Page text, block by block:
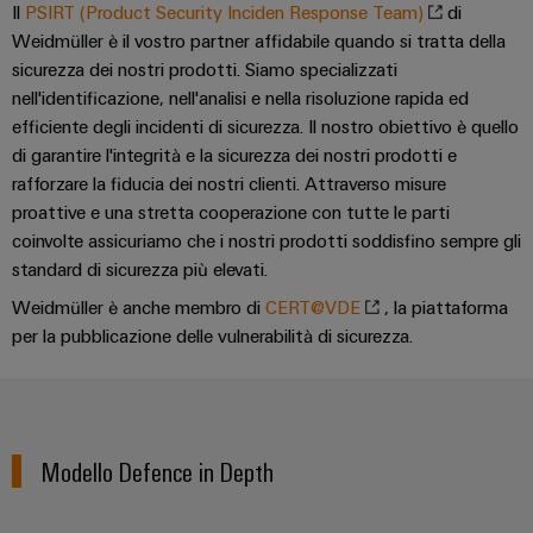
Configuratore
Weidmüller
Ingegneria
digitale di
intuitiva,
rapida
Il PSIRT (Product Security Inciden Response Team)
di
Weidmüller è il vostro partner affidabile quando si tratta della
sicurezza dei nostri prodotti. Siamo specializzati
nell'identificazione, nell'analisi e nella risoluzione rapida ed
efficiente degli incidenti di sicurezza. Il nostro obiettivo è quello
di garantire l'integrità e la sicurezza dei nostri prodotti e
rafforzare la fiducia dei nostri clienti. Attraverso misure
proattive e una stretta cooperazione con tutte le parti
coinvolte assicuriamo che i nostri prodotti soddisfino sempre gli
standard di sicurezza più elevati.
Weidmüller è anche membro di CERT@VDE
, la piattaforma
per la pubblicazione delle vulnerabilità di sicurezza.
Modello Defence in Depth